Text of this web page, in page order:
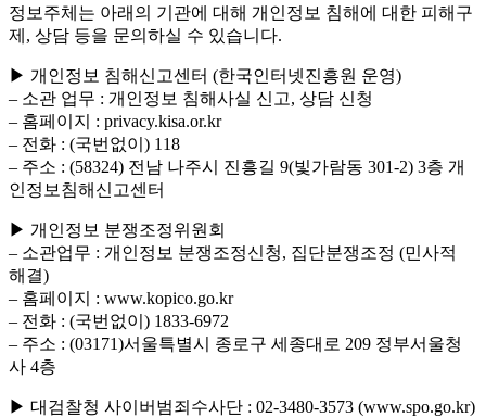
정보주체는 아래의 기관에 대해 개인정보 침해에 대한 피해구
제, 상담 등을 문의하실 수 있습니다.
▶ 개인정보 침해신고센터 (한국인터넷진흥원 운영)
– 소관 업무 : 개인정보 침해사실 신고, 상담 신청
– 홈페이지 : privacy.kisa.or.kr
– 전화 : (국번없이) 118
– 주소 : (58324) 전남 나주시 진흥길 9(빛가람동 301-2) 3층 개
인정보침해신고센터
▶ 개인정보 분쟁조정위원회
– 소관업무 : 개인정보 분쟁조정신청, 집단분쟁조정 (민사적
해결)
– 홈페이지 : www.kopico.go.kr
– 전화 : (국번없이) 1833-6972
– 주소 : (03171)서울특별시 종로구 세종대로 209 정부서울청
사 4층
▶ 대검찰청 사이버범죄수사단 : 02-3480-3573 (www.spo.go.kr)